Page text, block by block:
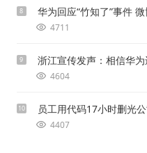
8 华为回应“竹知了”事件
4711
9 浙江宣传发声：相信华
4604
10 员工用代码17小时删光
4407